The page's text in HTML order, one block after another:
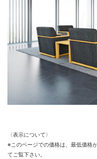
〈表示について〉
※このページでの価格は、最低価格
てご覧下さい。